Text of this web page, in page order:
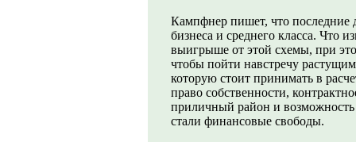
Кампфнер пишет, что последние
бизнеса и среднего класса. Что
выигрыше от этой схемы, при
чтобы пойти навстречу
которую стоит принимать в
право собственности,
приличный район и
стали финансовые свободы.